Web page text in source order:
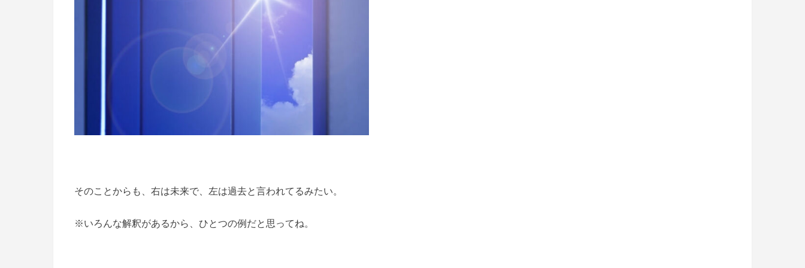
そのことからも、右は未来で、左は過去と言われてるみたい。
※いろんな解釈があるから、ひとつの例だと思ってね。